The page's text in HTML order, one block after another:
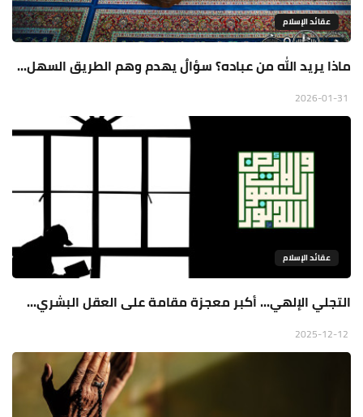
عقائد الإسلام
ماذا يريد الله من عباده؟ سؤالٌ يهدم وهم الطريق السهل...
عقائد الإسلام
التجلي الإلهي... أكبر معجزة مقامة على العقل البشري...